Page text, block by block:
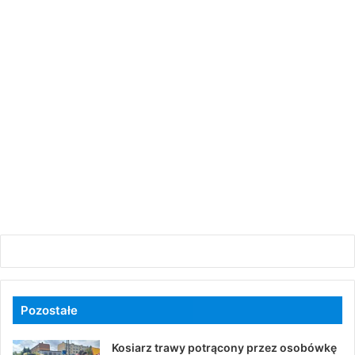
Pozostałe
Kosiarz trawy potrącony przez osobówkę